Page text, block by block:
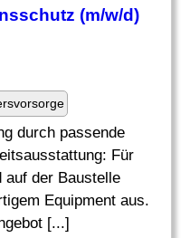
(m/w/d)
durch passende
Für
auf der Baustelle
Equipment aus.
[...]